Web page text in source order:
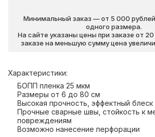
Минимальный заказ — от 5 000
одного размера.
На сайте указаны цены при заказе от
заказе на меньшую сумму цена
Характеристики:
БОПП пленка 25 мкм
Размеры от 6 до 80 см
Высокая прочность, эффектный блеск
Прочные сварные швы, стойкость к
повреждениям
Возможно нанесение перфорации